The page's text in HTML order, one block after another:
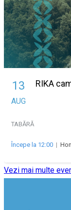
13
AUG
RIKA
TABĂRĂ
Începe la 12:00 |
Vezi mai multe